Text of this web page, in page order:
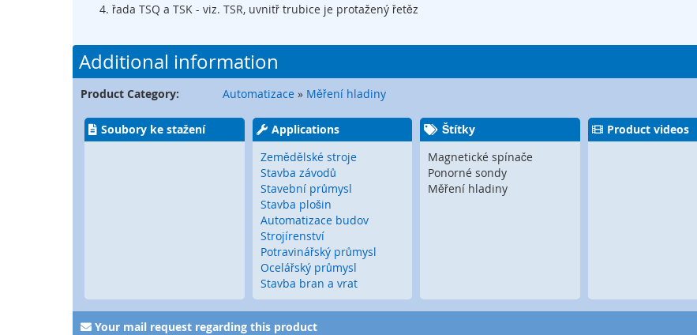
Konektory
I/O
systémy
Signální
světla
Elektronické
příslušenství
přenos
signálu
řada TSQ a TSK - viz. TSR, uvnitř trubice je protažený řetěz
Additional information
Product Category: Automatizace » Měření hladiny
Soubory ke stažení
Applications
Zemědělské stroje
Stavba závodů
Stavební průmysl
Stavba plošin
Automatizace budov
Strojírenství
Potravinářský průmysl
Ocelářský průmysl
Stavba bran a vrat
Štítky
Magnetické spínače
Ponorné sondy
Měření hladiny
Product videos
Your mail request regarding this product